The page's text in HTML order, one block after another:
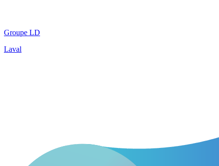
Groupe LD
Laval